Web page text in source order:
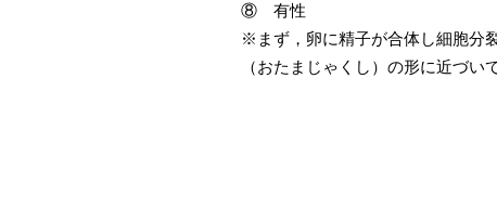
⑧ 有性
※まず，卵に精子が合体し細胞分
（おたまじゃくし）の形に近づい